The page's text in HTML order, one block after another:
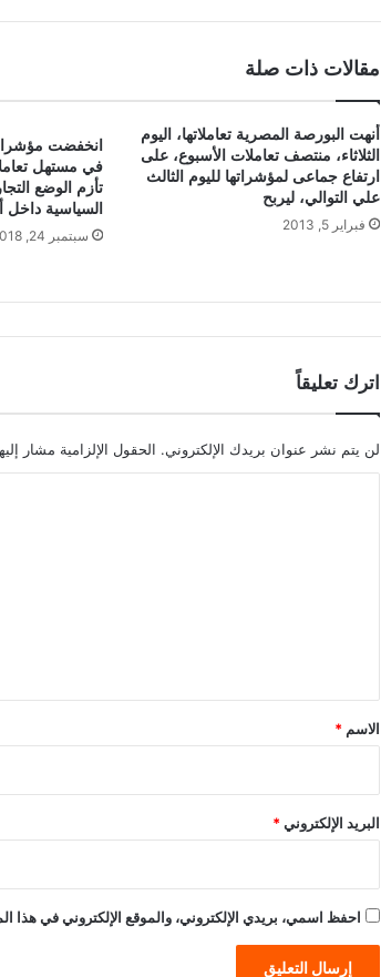
مقالات ذات صلة
أنهت البورصة المصرية تعاملاتها، اليوم
الثلاثاء، منتصف تعاملات الأسبوع، على
ارتفاع جماعى لمؤشراتها لليوم الثالث
علي التوالي، ليربح
فبراير 5, 2013
انخفضت مؤشرات
في مستهل
تأزم الوضع
السياسية داخل
سبتمبر 24, 2018
اترك تعليقاً
لن يتم نشر عنوان بريدك الإلكتروني. الحقول الإلزامية مشار
*
الاسم *
البريد الإلكتروني*
احفظ اسمي، بريدي الإلكتروني، والموقع الإلكتروني في هذا